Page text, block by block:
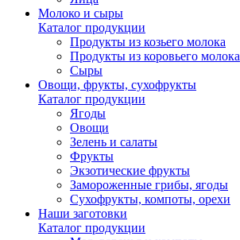
Молоко и сыры
Каталог продукции
Продукты из козьего молока
Продукты из коровьего молока
Сыры
Овощи, фрукты, сухофрукты
Каталог продукции
Ягоды
Овощи
Зелень и салаты
Фрукты
Экзотические фрукты
Замороженные грибы, ягоды
Сухофрукты, компоты, орехи
Наши заготовки
Каталог продукции